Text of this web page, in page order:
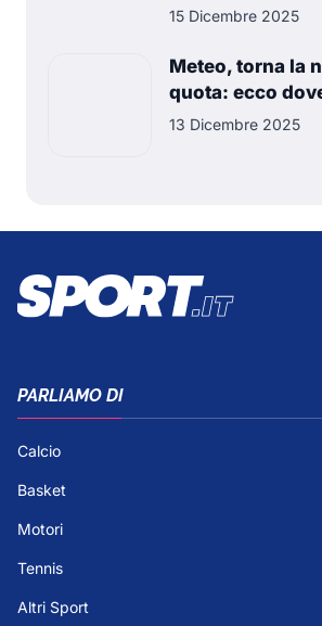
15 Dicembre 2025
Meteo, torna la
quota: ecco
13 Dicembre 2025
PARLIAMO DI
Calcio
Basket
Motori
Tennis
Altri Sport